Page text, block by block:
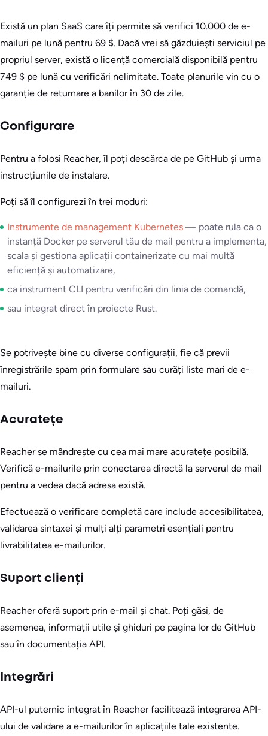
Există un plan SaaS care îți permite să verifici 10.000 de e-
mailuri pe lună pentru 69 $. Dacă vrei să găzduiești serviciul pe
propriul server, există o licență comercială disponibilă pentru
749 $ pe lună cu verificări nelimitate. Toate planurile vin cu o
garanție de returnare a banilor în 30 de zile.
Configurare
Pentru a folosi Reacher, îl poți descărca de pe GitHub și urma
instrucțiunile de instalare.
Poți să îl configurezi în trei moduri:
Instrumente de management Kubernetes — poate rula ca o
instanță Docker pe serverul tău de mail pentru a implementa,
scala și gestiona aplicații containerizate cu mai multă
eficiență și automatizare,
ca instrument CLI pentru verificări din linia de comandă,
sau integrat direct în proiecte Rust.
Se potrivește bine cu diverse configurații, fie că previi
înregistrările spam prin formulare sau curăți liste mari de e-
mailuri.
Acuratețe
Reacher se mândrește cu cea mai mare acuratețe posibilă.
Verifică e-mailurile prin conectarea directă la serverul de mail
pentru a vedea dacă adresa există.
Efectuează o verificare completă care include accesibilitatea,
validarea sintaxei și mulți alți parametri esențiali pentru
livrabilitatea e-mailurilor.
Suport clienți
Reacher oferă suport prin e-mail și chat. Poți găsi, de
asemenea, informații utile și ghiduri pe pagina lor de GitHub
sau în documentația API.
Integrări
API-ul puternic integrat în Reacher facilitează integrarea API-
ului de validare a e-mailurilor în aplicațiile tale existente.